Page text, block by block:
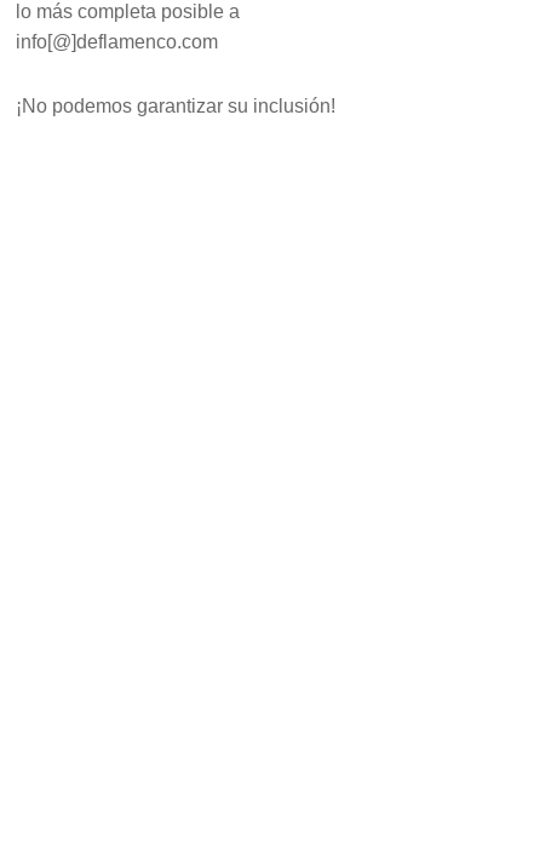
lo más completa posible a
info[@]deflamenco.com
¡No podemos garantizar su inclusión!